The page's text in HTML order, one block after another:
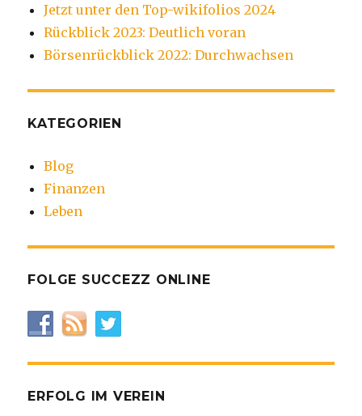
Jetzt unter den Top-wikifolios 2024
Rückblick 2023: Deutlich voran
Börsenrückblick 2022: Durchwachsen
KATEGORIEN
Blog
Finanzen
Leben
FOLGE SUCCEZZ ONLINE
ERFOLG IM VEREIN